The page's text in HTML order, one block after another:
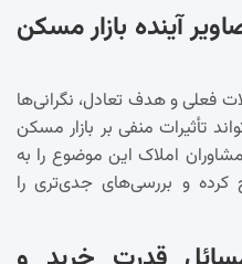
آینده بازار مسکن
فعلی و هدف تعادل، نگرانی‌ها
تأثیرات منفی بر بازار مسکن
املاک این موضوع را به
و بررسی‌های جدی‌تری را